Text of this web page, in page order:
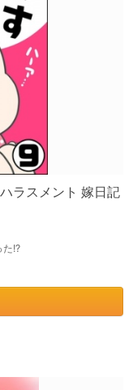
ラスメント 嫁日記
た!?